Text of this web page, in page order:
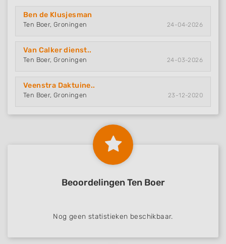
Ben de Klusjesman
Ten Boer, Groningen 24-04-2026
Van Calker dienst..
Ten Boer, Groningen 24-03-2026
Veenstra Daktuine..
Ten Boer, Groningen 23-12-2020
Beoordelingen Ten Boer
Nog geen statistieken beschikbaar.